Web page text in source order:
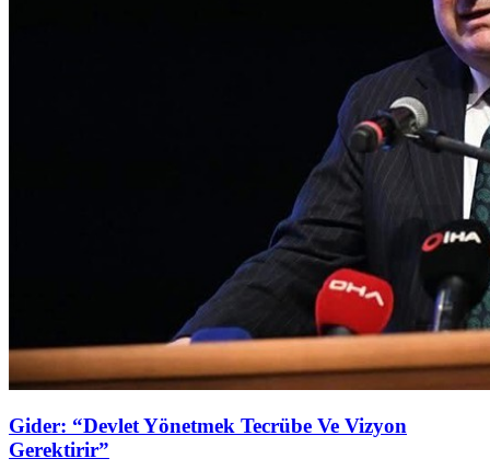
Gider: “Devlet Yönetmek Tecrübe Ve Vizyon
Gerektirir”